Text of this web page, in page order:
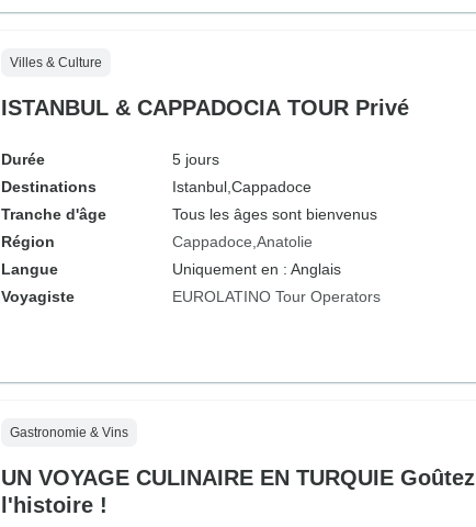
Villes & Culture
ISTANBUL & CAPPADOCIA TOUR Privé
Durée
5 jours
Destinations
Istanbul, Cappadoce
Tranche d'âge
Tous les âges sont bienvenus
Région
Cappadoce Anatolie
Langue
Uniquement en : Anglais
Voyagiste
EUROLATINO Tour Operators
Gastronomie & Vins
UN VOYAGE CULINAIRE EN TURQUIE Goûtez
l'histoire !